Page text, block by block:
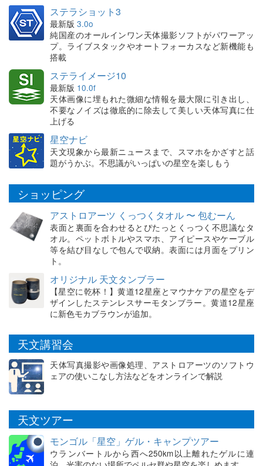
ステラショット3
最新版 3.0o
純国産のオールインワン天体撮影ソフトがパワーアッ
プ。ライブスタックやオートフォーカスなど新機能も
搭載
ステライメージ10
最新版 10.0f
天体画像に埋もれた微細な情報を最大限に引き出し、
不要なノイズは徹底的に除去して美しい天体写真に仕
上げる
星空ナビ
天文現象から最新ニュースまで、スマホをかざすと話
題がうかぶ。不思議がいっぱいの星空を楽しもう
ショッピング
アストロアーツ くっつくタオル 〜 包むーん
表面と裏面を合わせるとぴたっとくっつく不思議なタ
オル。ペットボトルやスマホ、アイピースやケーブル
等を結び目なしで包んで収納。表面には月面をプリン
ト。
オリジナル 天文タンブラー
【星空に乾杯！】黄道12星座とマウナケアの星空をデ
ザインしたステンレスサーモタンブラー。黄道12星座
に新色モカブラウンが追加。
天文講習会
天体写真撮影や画像処理、アストロアーツのソフトウ
ェアの使いこなし方法などをオンラインで解説
天文ツアー
モンゴル「星空」ゲル・キャンプツアー
ウランバートルから西へ250km以上離れたゲルに連